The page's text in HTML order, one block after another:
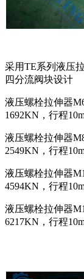
采用TE系列液压
四分流阀块设计
液压螺栓拉伸器
1692KN，行程
液压螺栓拉伸器
2549KN，行程
液压螺栓拉伸器
4594KN，行程
液压螺栓拉伸器
6217KN，行程